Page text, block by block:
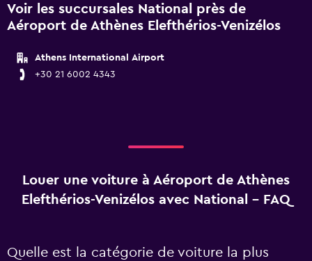
Voir les succursales National près de
Aéroport de Athènes Elefthérios-Venizélos
Athens International Airport
+30 21 6002 4343
Louer une voiture à Aéroport de Athènes
Elefthérios-Venizélos avec National - FAQ
Quelle est la catégorie de voiture la plus